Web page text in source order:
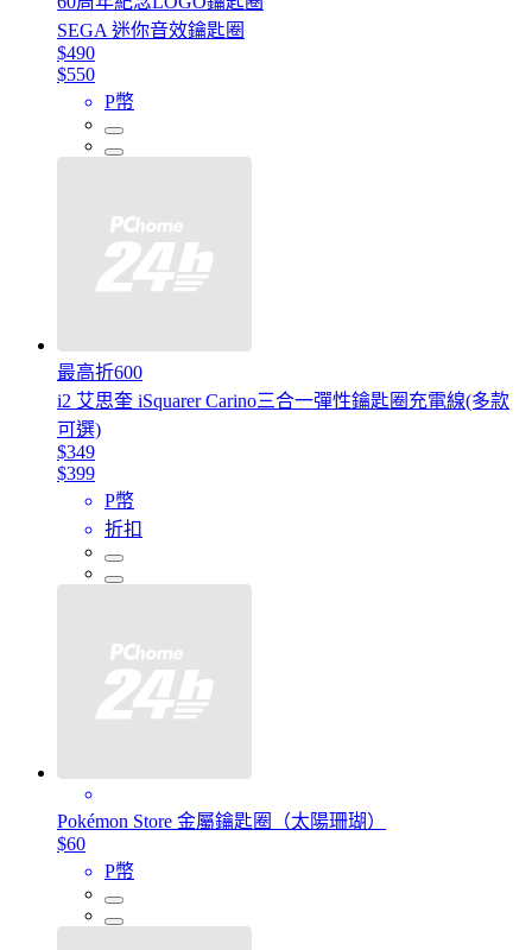
SEGA 迷你音效鑰匙圈
$490
$550
P幣
最高折600
i2 艾思奎 iSquarer Carino三合一彈性鑰匙圈充電線(多款
可選)
$349
$399
P幣
折扣
Pokémon Store 金屬鑰匙圈（太陽珊瑚）
$60
P幣